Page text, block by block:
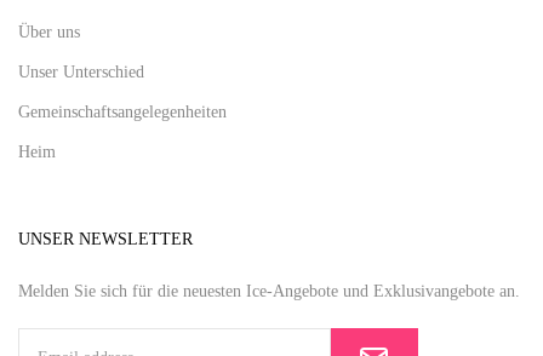
Über uns
Unser Unterschied
Gemeinschaftsangelegenheiten
Heim
UNSER NEWSLETTER
Melden Sie sich für die neuesten Ice-Angebote und Exklusivangebote an.